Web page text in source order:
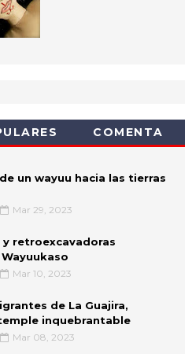
COMENTA
un wayuu hacia las tierras
Mar 29, 2023
retroexcavadoras
Mar 10, 2023
de La Guajira,
inquebrantable
Mar 08, 2023